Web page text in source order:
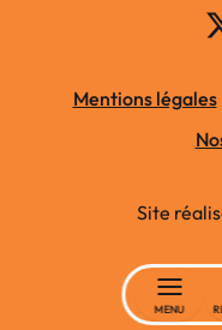
Mentions légales
Site
MENU